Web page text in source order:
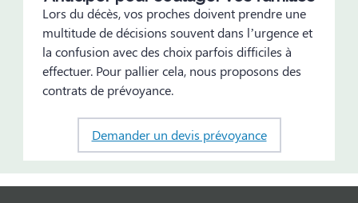
Lors du décès, vos proches doivent prendre une
multitude de décisions souvent dans l’urgence et
la confusion avec des choix parfois difficiles à
effectuer. Pour pallier cela, nous proposons des
contrats de prévoyance.
Demander un devis prévoyance